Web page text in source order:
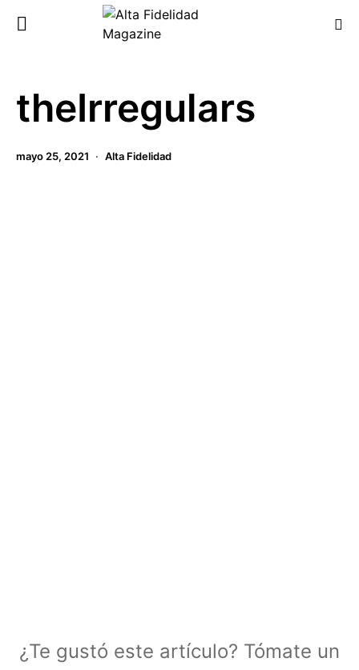
theIrregulars
mayo 25, 2021 Alta Fidelidad
¿Te gustó este artículo? Tómate un